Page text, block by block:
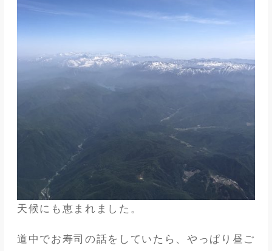
天候にも恵まれました。
道中でお寿司の話をしていたら、やっぱり昼ご